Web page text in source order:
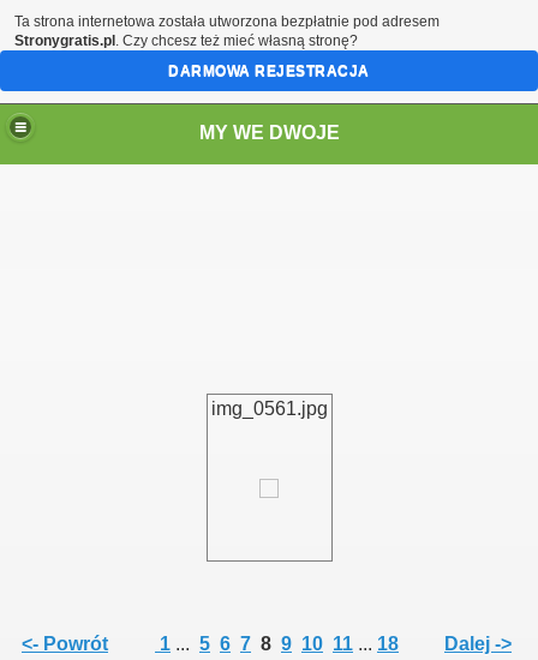
MY WE DWOJE
img_0561.jpg
<- Powrót 1 ... 5 6 7 8 9 10 11 ... 18 Dalej ->
Ta strona internetowa została utworzona bezpłatnie pod adresem
Stronygratis.pl . Czy chcesz też mieć własną stronę?
DARMOWA REJESTRACJA